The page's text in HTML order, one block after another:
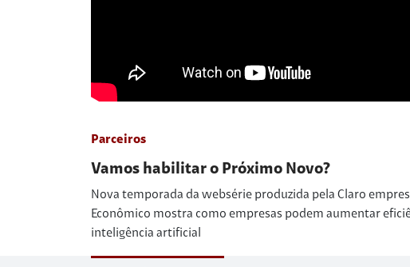
Parceiros
Vamos habilitar o Próximo Novo?
Nova temporada da websérie produzida pela Claro
Econômico mostra como empresas podem aumentar
inteligência artificial